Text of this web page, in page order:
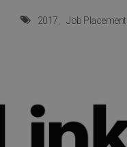
2017 Job Placement